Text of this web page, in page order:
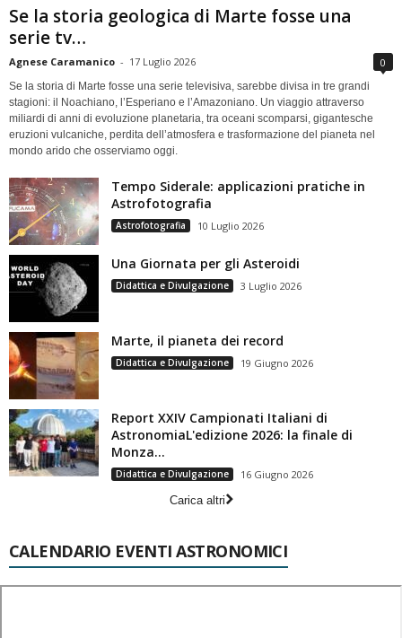
Se la storia geologica di Marte fosse una
serie tv…
Agnese Caramanico - 17 Luglio 2026 0
Se la storia di Marte fosse una serie televisiva, sarebbe divisa in tre grandi
stagioni: il Noachiano, l’Esperiano e l’Amazoniano. Un viaggio attraverso
miliardi di anni di evoluzione planetaria, tra oceani scomparsi, gigantesche
eruzioni vulcaniche, perdita dell’atmosfera e trasformazione del pianeta nel
mondo arido che osserviamo oggi.
Tempo Siderale: applicazioni pratiche in
Astrofotografia
Astrofotografia 10 Luglio 2026
Una Giornata per gli Asteroidi
Didattica e Divulgazione 3 Luglio 2026
Marte, il pianeta dei record
Didattica e Divulgazione 19 Giugno 2026
Report XXIV Campionati Italiani di
AstronomiaL'edizione 2026: la finale di
Monza...
Didattica e Divulgazione
16 Giugno 2026
Carica altri
CALENDARIO EVENTI ASTRONOMICI